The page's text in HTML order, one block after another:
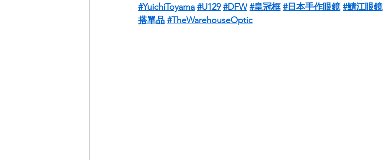
#YuichiToyama #U129 #DFW #皇冠框 #日本手作眼鏡 #鯖江眼鏡
搭單品 #TheWarehouseOptic